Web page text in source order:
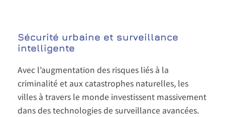
Sécurité urbaine et surveillance
intelligente
Avec l’augmentation des risques liés à la
criminalité et aux catastrophes naturelles, les
villes à travers le monde investissent massivement
dans des technologies de surveillance avancées.